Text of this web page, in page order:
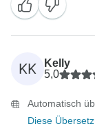
Reiseleiter
so angenehm
gestalten! Wir
weiterleiten.
Griechenland
KK
Kelly
5,0
Automatisch
Diese